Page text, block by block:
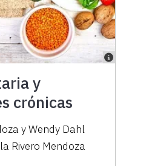
y
crónicas
yWendy Dahl
Rivero Mendoza